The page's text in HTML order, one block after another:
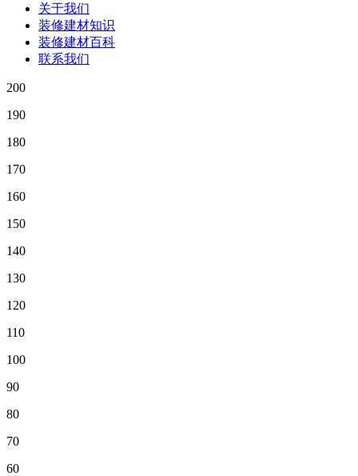
关于我们
装修建材知识
装修建材百科
联系我们
200
190
180
170
160
150
140
130
120
110
100
90
80
70
60